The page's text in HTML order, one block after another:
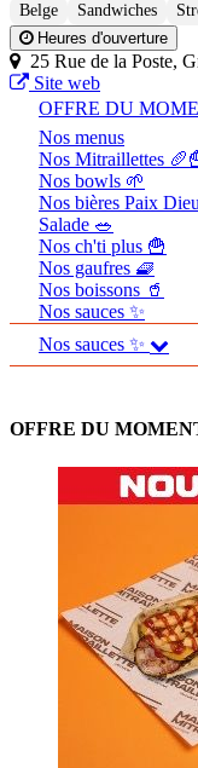
Belge Sandwiches
Heures d'ouverture
25 Rue de la Poste,
Site web
OFFRE DU
Nos menus
Nos Mitraillettes
Nos bowls 🌱
Nos bières Paix
Salade 🥗
Nos ch'ti plus 🍟
Nos gaufres 🧇
Nos boissons 🥤
Nos sauces ✨
Nos sauces ✨
OFFRE DU